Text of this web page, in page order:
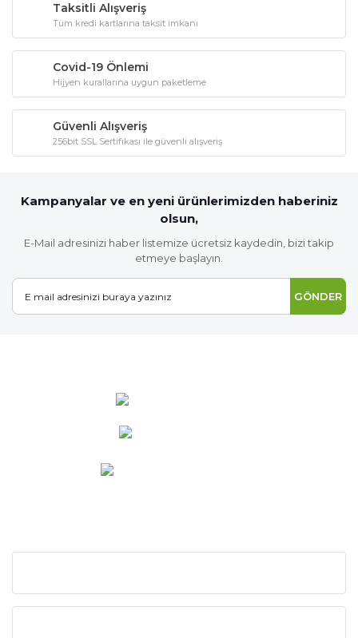
Taksitli Alışveriş
Tüm kredi kartlarına taksit imkanı
Covid-19 Önlemi
Hijyen kurallarına uygun paketleme
Güvenli Alışveriş
256bit SSL Sertifikası ile güvenli alışveriş
Kampanyalar ve en yeni ürünlerimizden haberiniz
olsun,
E-Mail adresinizi haber listemize ücretsiz kaydedin, bizi takip
etmeye başlayın.
GÖNDER